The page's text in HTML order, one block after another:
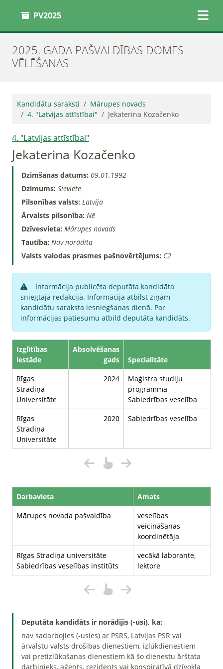
PV2025
2025. GADA PAŠVALDĪBAS DOMES
VĒLĒŠANAS
Kandidātu saraksti
Mārupes novads
4. "Latvijas attīstībai"
Jekaterina Kozačenko
4. "Latvijas attīstībai"
Jekaterina Kozačenko
Dzimšanas datums: 09.01.1992
Dzimums: Sieviete
Pilsonības valsts: Latvija
Ārvalsts pilsonība: Nē
Dzīvesvieta: Mārupes novads
Tautība: Nav norādīta
Valsts valodas prasmes pašnovērtējums: C2
Informācija publicēta deputāta kandidāta
sniegtajā redakcijā. Informācija atbilst ziņām
kandidātu saraksta iesniegšanas dienā. Par
informācijas patiesumu atbild deputāta kandidāts.
Izglītības
iestāde
Absolvēšanas
gads
Specialitāte
Rīgas
Stradiņa
Universitāte
2024
Maģistra studiju
programma
Sabiedrības veselība
Rīgas
Stradiņa
Universitāte
2020 Sabiedrības veselība
Darbavieta
Amats
Mārupes novada pašvaldība
veselības
veicināšanas
koordinētāja
Rīgas Stradiņa universitāte
Sabiedrības veselības institūts
vecākā laborante,
lektore
Deputāta kandidāts ir norādījis (-usi), ka:
nav sadarbojies (-usies) ar PSRS, Latvijas PSR vai
ārvalstu valsts drošības dienestiem, izlūkdienestiem
vai pretizlūkošanas dienestiem kā šo dienestu ārštata
darbinieks, aģents, rezidents vai konspiratīvā dzīvokļa